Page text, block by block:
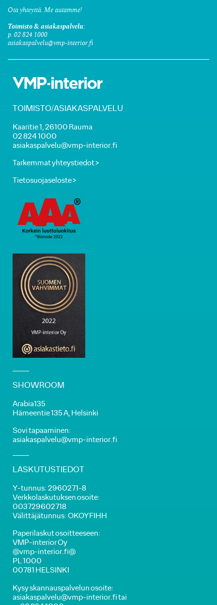
Ota yhteyttä. Me autamme!
Toimisto & asiakaspalvelu:
p. 02 824 1000
asiakaspalvelu@vmp-interior.fi
TOIMISTO/ASIAKASPALVELU
Kaaritie 1, 26100 Rauma
02 824 1000
asiakaspalvelu@vmp-interior.fi
Tarkemmat yhteystiedot >
Tietosuojaseloste >
SHOWROOM
Arabia135
Hämeentie 135 A, Helsinki
Sovi tapaaminen:
asiakaspalvelu@vmp-interior.fi
LASKUTUSTIEDOT
Y-tunnus: 2960271-8
Verkkolaskutuksen osoite:
003729602718
Välittäjätunnus: OKOYFIHH
Paperilaskut osoitteeseen:
VMP-interior Oy
@vmp-interior.fi@
PL 1000
00781 HELSINKI
Kysy skannauspalvelun osoite:
asiakaspalvelu@vmp-interior.fi tai